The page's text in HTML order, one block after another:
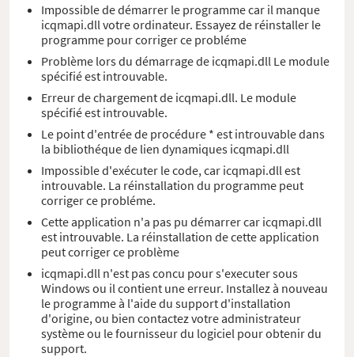
Impossible de démarrer le programme car il manque
icqmapi.dll votre ordinateur. Essayez de réinstaller le
programme pour corriger ce probléme
Problème lors du démarrage de icqmapi.dll Le module
spécifié est introuvable.
Erreur de chargement de icqmapi.dll. Le module
spécifié est introuvable.
Le point d'entrée de procédure * est introuvable dans
la bibliothéque de lien dynamiques icqmapi.dll
Impossible d'exécuter le code, car icqmapi.dll est
introuvable. La réinstallation du programme peut
corriger ce probléme.
Cette application n'a pas pu démarrer car icqmapi.dll
est introuvable. La réinstallation de cette application
peut corriger ce problème
icqmapi.dll n'est pas concu pour s'executer sous
Windows ou il contient une erreur. Installez à nouveau
le programme à l'aide du support d'installation
d'origine, ou bien contactez votre administrateur
système ou le fournisseur du logiciel pour obtenir du
support.